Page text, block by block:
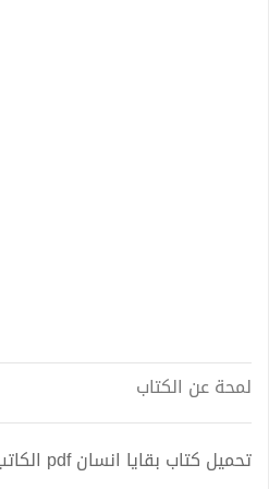
لمحة عن الكتاب
تحميل كتاب بقايا انسان pdf الكاتب أماني سليمان